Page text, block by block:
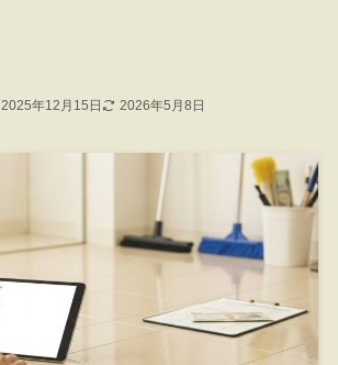
2025年12月15日 2026年5月8日